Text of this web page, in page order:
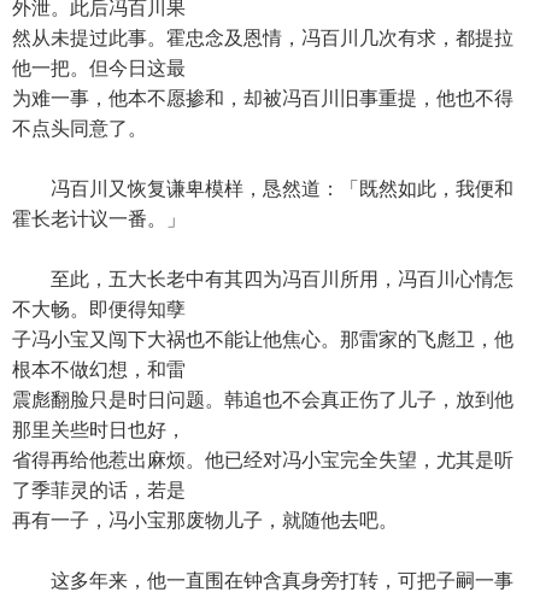
外泄。此后冯百川果
然从未提过此事。霍忠念及恩情，冯百川几次有求，都提拉
他一把。但今日这最
为难一事，他本不愿掺和，却被冯百川旧事重提，他也不得
不点头同意了。
冯百川又恢复谦卑模样，恳然道：「既然如此，我便和
霍长老计议一番。」
至此，五大长老中有其四为冯百川所用，冯百川心情怎
不大畅。即便得知孽
子冯小宝又闯下大祸也不能让他焦心。那雷家的飞彪卫，他
根本不做幻想，和雷
震彪翻脸只是时日问题。韩追也不会真正伤了儿子，放到他
那里关些时日也好，
省得再给他惹出麻烦。他已经对冯小宝完全失望，尤其是听
了季菲灵的话，若是
再有一子，冯小宝那废物儿子，就随他去吧。
这多年来，他一直围在钟含真身旁打转，可把子嗣一事